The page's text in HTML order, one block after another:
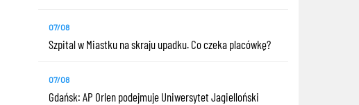
07/08
Szpital w Miastku na skraju upadku. Co czeka placówkę?
07/08
Gdańsk: AP Orlen podejmuje Uniwersytet Jagielloński